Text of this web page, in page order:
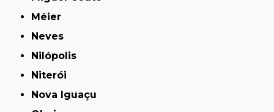
Méier
Neves
Nilópolis
Niterói
Nova Iguaçu